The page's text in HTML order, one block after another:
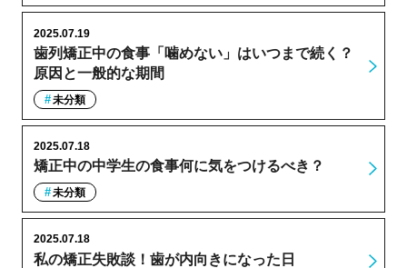
歯列矯正中の食事「噛めない」はいつまで続く？
原因と一般的な期間
2025.07.19
未分類
矯正中の中学生の食事何に気をつけるべき？
2025.07.18
未分類
私の矯正失敗談！歯が内向きになった日
2025.07.18